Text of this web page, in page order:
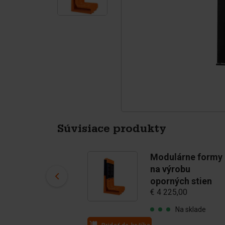
Štvornožce
Súvisiace produkty
oporných stien
Modulárne formy
na výrobu
oporných stien
€ 4 225,00
Na sklade